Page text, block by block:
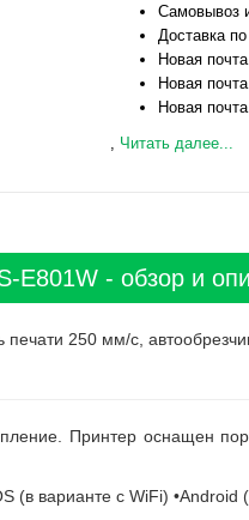
Самовывоз
Доставка
Новая
Новая
Новая
, Читать далее...
E801W - обзор и
250 мм/с,
Принтер оснащен
(в варианте с WiFi) •Android